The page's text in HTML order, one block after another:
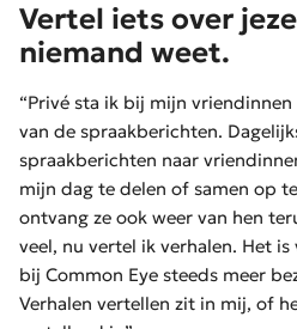
Vertel iets over
niemand weet.
“Privé sta ik bij mijn
van de spraakberichten.
spraakberichten naar
mijn dag te delen of samen op
ontvang ze ook weer van hen
veel, nu vertel ik verhalen. Het
bij Common Eye steeds meer
Verhalen vertellen zit in mij, of